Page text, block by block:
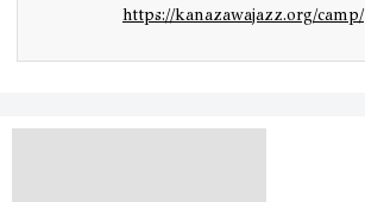
https://kanazawajazz.org/camp/